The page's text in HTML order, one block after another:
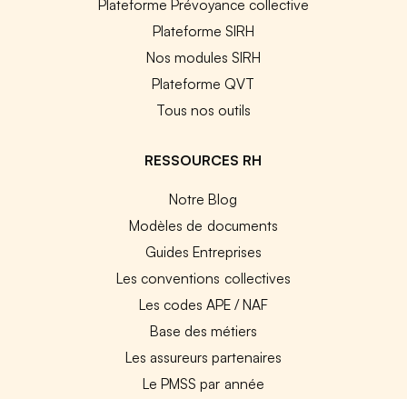
Plateforme Prévoyance collective
Plateforme SIRH
Nos modules SIRH
Plateforme QVT
Tous nos outils
RESSOURCES RH
Notre Blog
Modèles de documents
Guides Entreprises
Les conventions collectives
Les codes APE / NAF
Base des métiers
Les assureurs partenaires
Le PMSS par année